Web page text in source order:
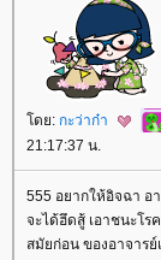
ดย: กะว่าก๋า
21:17:37 น.
555 อยากให้อิจฉา อ
จะได้ฮึดสู้ เอาชนะโร
สมัยก่อน ของอาจารย์